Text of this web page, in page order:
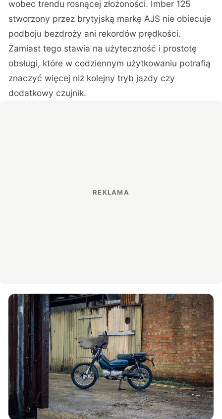
wobec trendu rosnącej złożoności. Imber 125
stworzony przez brytyjską markę AJS nie obiecuje
podboju bezdroży ani rekordów prędkości.
Zamiast tego stawia na użyteczność i prostotę
obsługi, które w codziennym użytkowaniu potrafią
znaczyć więcej niż kolejny tryb jazdy czy
dodatkowy czujnik.